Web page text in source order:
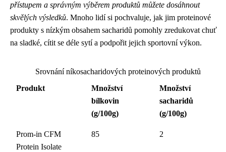
přístupem a správným výběrem produktů můžete dosáhnout
skvělých výsledků. Mnoho lidí si pochvaluje, jak jim proteinové
produkty s nízkým obsahem sacharidů pomohly zredukovat chuť
na sladké, cítit se déle sytí a podpořit jejich sportovní výkon.
Srovnání níkosacharidových proteinových produktů
Produkt
Množství
bílkovin
(g/100g)
Množství
sacharidů
(g/100g)
Prom-in CFM
Protein Isolate
85 2